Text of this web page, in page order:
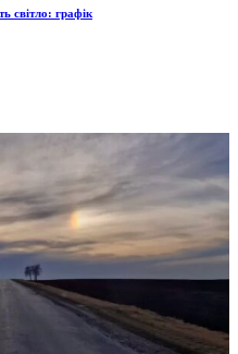
світло: графік